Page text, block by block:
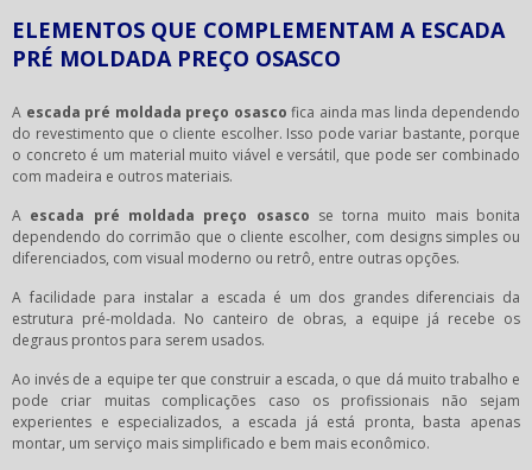
ELEMENTOS QUE COMPLEMENTAM A ESCADA
PRÉ MOLDADA PREÇO OSASCO
A escada pré moldada preço osasco fica ainda mas linda dependendo
do revestimento que o cliente escolher. Isso pode variar bastante, porque
o concreto é um material muito viável e versátil, que pode ser combinado
com madeira e outros materiais.
A escada pré moldada preço osasco se torna muito mais bonita
dependendo do corrimão que o cliente escolher, com designs simples ou
diferenciados, com visual moderno ou retrô, entre outras opções.
A facilidade para instalar a escada é um dos grandes diferenciais da
estrutura pré-moldada. No canteiro de obras, a equipe já recebe os
degraus prontos para serem usados.
Ao invés de a equipe ter que construir a escada, o que dá muito trabalho e
pode criar muitas complicações caso os profissionais não sejam
experientes e especializados, a escada já está pronta, basta apenas
montar, um serviço mais simplificado e bem mais econômico.